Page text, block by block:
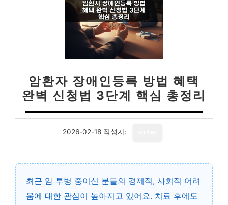
암환자 장애인등록 방법 혜택
완벽 신청법 3단계 핵심 총정리
2026-02-18 작성자:
최근 암 투병 중이신 분들의 경제적, 사회적 어려
움에 대한 관심이 높아지고 있어요. 치료 후에도